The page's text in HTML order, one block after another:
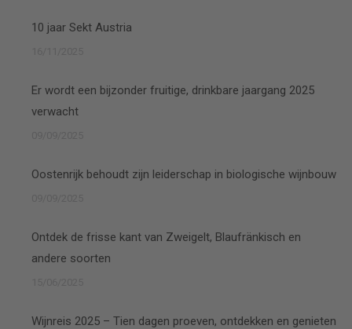
10 jaar Sekt Austria
Er wordt een bijzonder fruitige, drinkbare jaargang 2025
verwacht
Oostenrijk behoudt zijn leiderschap in biologische wijnbouw
Ontdek de frisse kant van Zweigelt, Blaufränkisch en
andere soorten
Wijnreis 2025 – Tien dagen proeven, ontdekken en genieten